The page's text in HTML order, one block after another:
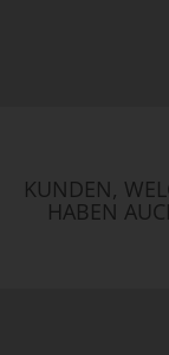
KUNDEN,
HABEN